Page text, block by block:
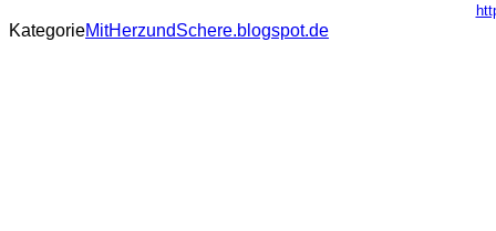
KategorieMitHerzundSchere.blogspot.de